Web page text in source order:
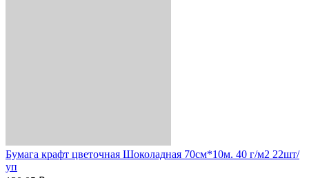
Бумага крафт цветочная Шоколадная 70см*10м. 40 г/м2 22шт/
уп